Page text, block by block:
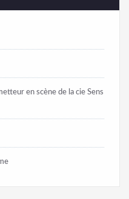
en scène de la cie Sens